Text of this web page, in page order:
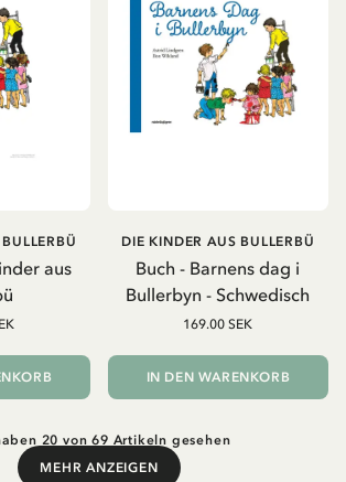
aus
Buch - Barnens dag i
Bullerbyn - Schwedisch
DIE KINDER AUS BULLERBÜ
169.00 SEK
IN DEN WARENKORB
20 von 69 Artikeln gesehen
MEHR ANZEIGEN
Mehr anzeigen